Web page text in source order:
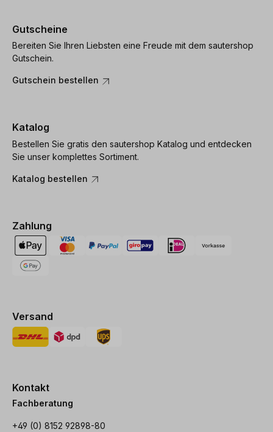
Gutscheine
Bereiten Sie Ihren Liebsten eine Freude mit dem sautershop
Gutschein.
Gutschein bestellen
Katalog
Bestellen Sie gratis den sautershop Katalog und entdecken
Sie unser komplettes Sortiment.
Katalog bestellen
Zahlung
Versand
Kontakt
Fachberatung
+49 (0) 8152 92898-80